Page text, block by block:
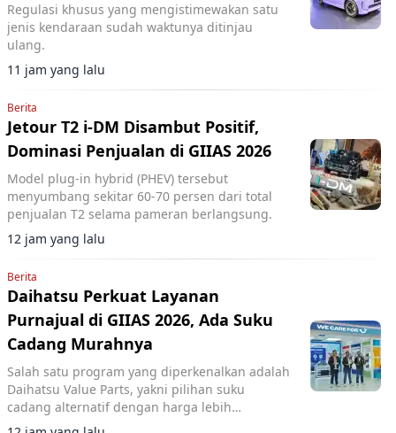
Regulasi khusus yang mengistimewakan satu
jenis kendaraan sudah waktunya ditinjau
ulang.
11 jam yang lalu
Berita
Jetour T2 i-DM Disambut Positif,
Dominasi Penjualan di GIIAS 2026
Model plug-in hybrid (PHEV) tersebut
menyumbang sekitar 60-70 persen dari total
penjualan T2 selama pameran berlangsung.
12 jam yang lalu
Berita
Daihatsu Perkuat Layanan
Purnajual di GIIAS 2026, Ada Suku
Cadang Murahnya
Salah satu program yang diperkenalkan adalah
Daihatsu Value Parts, yakni pilihan suku
cadang alternatif dengan harga lebih
terjangkau.